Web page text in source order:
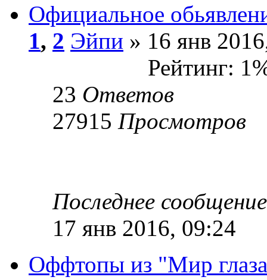
Официальное
1, 2 Эйпи » 16 янв
Рейтинг:
23 Ответов
27915 Просмотров
Последнее
17 янв 2016, 09:24
Оффтопы из "Мир